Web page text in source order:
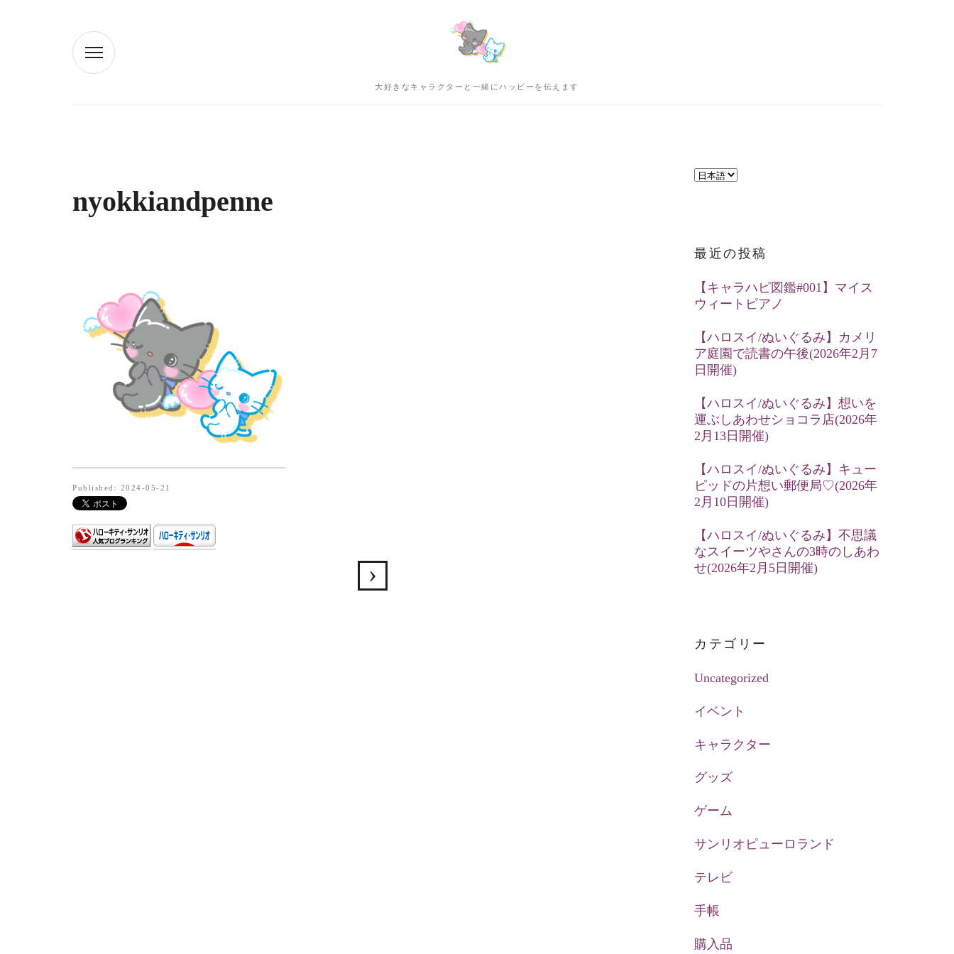
大好きなキャラクターと一緒にハッピーを伝えます
nyokkiandpenne
Published: 2024-05-21
言
択
最近の投稿
【キャラハピ図鑑#001】マイス
ウィートピアノ
【ハロスイ/ぬいぐるみ】カメリ
ア庭園で読書の午後(2026年2月7
日開催)
【ハロスイ/ぬいぐるみ】想いを
運ぶしあわせショコラ店(2026年
2月13日開催)
【ハロスイ/ぬいぐるみ】キュー
ピッドの片想い郵便局♡(2026年
2月10日開催)
【ハロスイ/ぬいぐるみ】不思議
なスイーツやさんの3時のしあわ
せ(2026年2月5日開催)
カテゴリー
Uncategorized
イベント
キャラクター
グッズ
ゲーム
サンリオピューロランド
テレビ
手帳
購入品